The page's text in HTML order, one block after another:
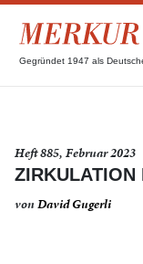
Gegründet 1947 als
Heft 885, Februar 2023
ZIRKULATION
vonDavid Gugerli